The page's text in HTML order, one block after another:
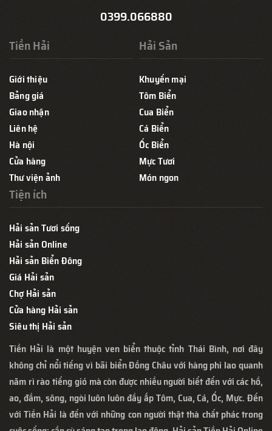
0399.066880
Tiền Hải
Giới thiệu
Bảng giá
Giao nhận
Liên hệ
Hà nội
Cửa hàng
Thư viện ảnh
Hải Sản
Khuyến mại
Tôm Biển
Cua Biển
Cá Biển
Ốc Biển
Mực Tươi
Món ngon
Tiện ích
Hải sản Tươi sống
Hải sản Online
Hải sản Biển Đông
Giá Hải sản
Chợ Hải sản
Cửa hàng Hải sản
Siêu thị Hải sản
Tiền Hải là một huyện ven biển thuộc tỉnh Thái Bình, nơi đây
không chỉ nổi tiếng vì bãi biển Đồng Châu với hàng phi lao quanh
năm rì rào tiếng gió mà còn được nhiều người biết đến với các hồ,
ao, đầm, sông, ngòi luôn luôn đầy ắp Tôm, Cua, Cá, Ốc, Mực. Đến
với Tiền Hải là đến với những con người thật thà chất phác trong